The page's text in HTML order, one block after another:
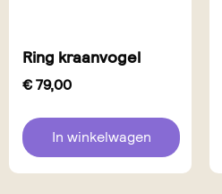
Ring kraanvogel
€79,00
In winkelwagen